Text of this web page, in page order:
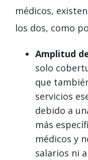
médicos,
los dos, como
Amplitud
solo
que
servicios
debido a
más
médicos y
salarios ni